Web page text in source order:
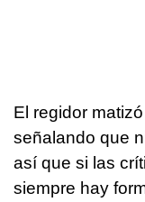
El regidor
señalando que
así que si las
siempre hay